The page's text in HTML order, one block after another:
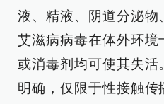
液、精液、阴道分泌物
艾滋病病毒在体外环境
或消毒剂均可使其失活
明确，仅限于性接触